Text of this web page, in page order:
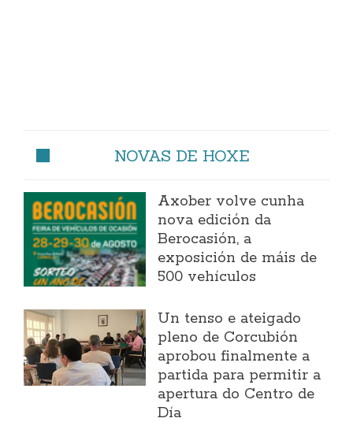
NOVAS DE HOXE
Axober volve cunha
nova edición da
Berocasión, a
exposición de máis de
500 vehículos
Un tenso e ateigado
pleno de Corcubión
aprobou finalmente a
partida para permitir a
apertura do Centro de
Día